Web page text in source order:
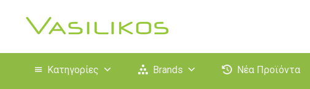
Κατηγορίες Brands Νέα Προϊόντα